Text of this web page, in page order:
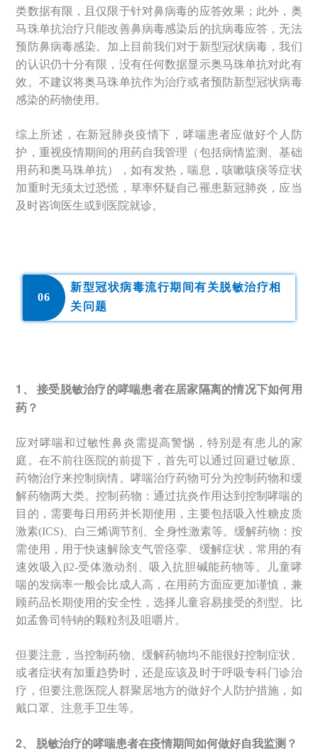
类数据有限，且仅限于针对鼻病毒的应答效果；此外，奥
马珠单抗治疗只能改善鼻病毒感染后的抗病毒应答，无法
预防鼻病毒感染。加上目前我们对于新型冠状病毒，我们
的认识仍十分有限，没有任何数据显示奥马珠单抗对此有
效。不建议将奥马珠单抗作为治疗或者预防新型冠状病毒
感染的药物使用。
综上所述，在新冠肺炎疫情下，哮喘患者应做好个人防
护，重视疫情期间的用药自我管理（包括病情监测、基础
用药和奥马珠单抗），如有发热，喘息，咳嗽咳痰等症状
加重时无须太过恐慌，草率怀疑自己罹患新冠肺炎，应当
及时咨询医生或到医院就诊。
06
新型冠状病毒流行期间有关脱敏治疗相
关问题
1、 接受脱敏治疗的哮喘患者在居家隔离的情况下如何用
药？
应对哮喘和过敏性鼻炎需提高警惕，特别是有患儿的家
庭。在不前往医院的前提下，首先可以通过回避过敏原、
药物治疗来控制病情。哮喘治疗药物可分为控制药物和缓
解药物两大类。控制药物：通过抗炎作用达到控制哮喘的
目的，需要每日用药并长期使用，主要包括吸入性糖皮质
激素(ICS)、白三烯调节剂、全身性激素等。缓解药物：按
需使用，用于快速解除支气管痉挛、缓解症状，常用的有
速效吸入β2-受体激动剂、吸入抗胆碱能药物等。儿童哮
喘的发病率一般会比成人高，在用药方面应更加谨慎，兼
顾药品长期使用的安全性，选择儿童容易接受的剂型。比
如孟鲁司特钠的颗粒剂及咀嚼片。
但要注意，当控制药物、缓解药物均不能很好控制症状、
或者症状有加重趋势时，还是应该及时于呼吸专科门诊治
疗，但要注意医院人群聚居地方的做好个人防护措施，如
戴口罩、注意手卫生等。
2、 脱敏治疗的哮喘患者在疫情期间如何做好自我监测？